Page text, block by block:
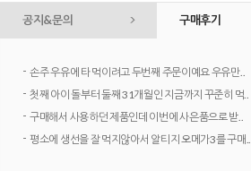
공지&문의 구매후기
- 손주 우유에 타 먹이려고 두번째 주문이예요 우유만..
- 첫째 아이 돌부터 둘째 31개월인 지금까지 꾸준히 먹..
- 구매해서 사용하던 제품인데 이번에 사은품으로 받..
- 평소에 생선을 잘 먹지않아서 알티지 오메가3를 구매..